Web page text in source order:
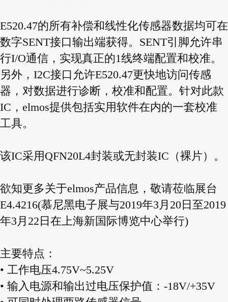
E520.47的所有补偿和线性化传感器数据均可在
数字SENT接口输出端获得。SENT引脚允许串
行I/O通信，实现真正的1线终端配置和校准。
另外，I2C接口允许E520.47更快地访问传感
器，对数据进行诊断，校准和配置。针对此款
IC，elmos提供包括实用软件在内的一套校准
工具。
该IC采用QFN20L4封装或无封装IC（裸片）。
欲知更多关于elmos产品信息，敬请莅临展台
E4.4216(慕尼黑电子展与2019年3月20日至2019
年3月22日在上海新国际博览中心举行)
主要特点：
• 工作电压4.75V~5.25V
• 输入电源和输出过电压保护值：-18V/+35V